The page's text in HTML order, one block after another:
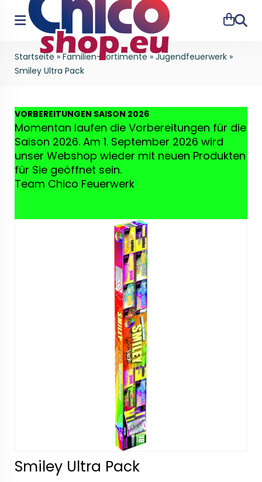
Suche
Startseite »Familien-Sortimente »Jugendfeuerwerk »
Smiley Ultra Pack
VORBEREITUNGEN SAISON 2026
Momentan laufen die Vorbereitungen für die
Saison 2026. Am 1. September 2026 wird
unser Webshop wieder mit neuen Produkten
für Sie geöffnet sein.
Team Chico Feuerwerk
Smiley Ultra Pack